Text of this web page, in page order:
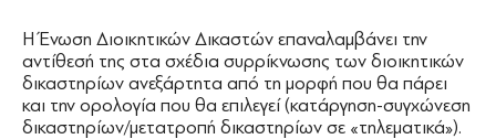
Η Ένωση Διοικητικών Δικαστών επαναλαμβάνει την
αντίθεσή της στα σχέδια συρρίκνωσης των διοικητικών
δικαστηρίων ανεξάρτητα από τη μορφή που θα πάρει
και την ορολογία που θα επιλεγεί (κατάργηση-συγχώνεση
δικαστηρίων/μετατροπή δικαστηρίων σε «τηλεματικά»).